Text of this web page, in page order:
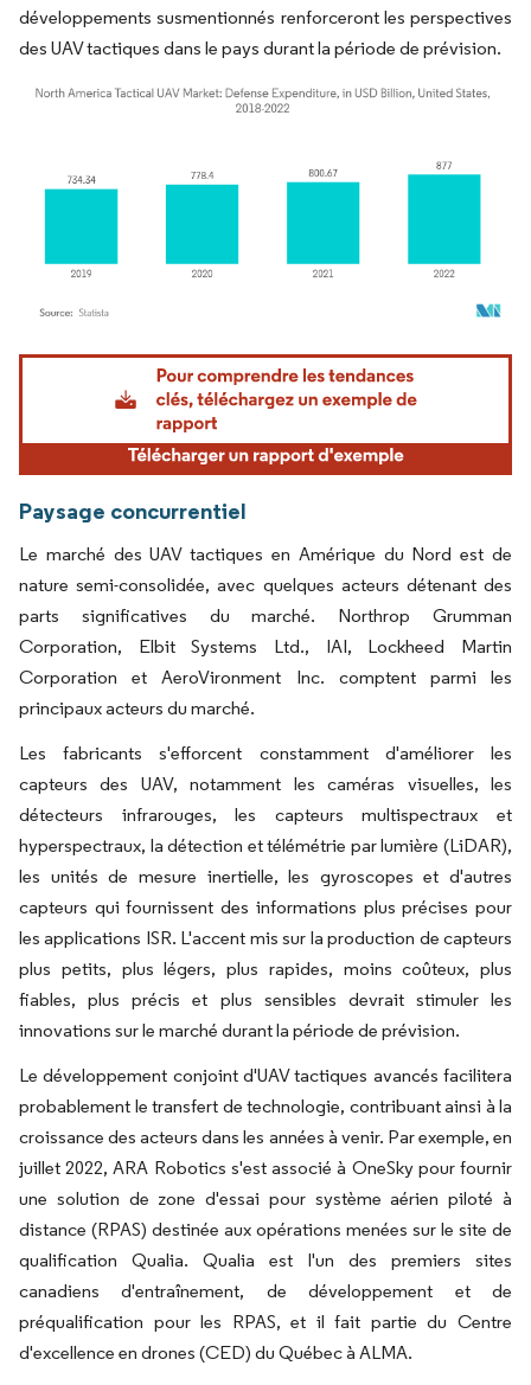
développements susmentionnés renforceront les perspectives
des UAV tactiques dans le pays durant la période de prévision.
Image © Mordor Intelligence. La réutilisation nécessite une attribution sous CC BY
Paysage concurrentiel
Le marché des UAV tactiques en Amérique du Nord est de
nature semi-consolidée, avec quelques acteurs détenant des
parts significatives du marché. Northrop Grumman
Corporation, Elbit Systems Ltd., IAI, Lockheed Martin
Corporation et AeroVironment Inc. comptent parmi les
principaux acteurs du marché.
Les fabricants s'efforcent constamment d'améliorer les
capteurs des UAV, notamment les caméras visuelles, les
détecteurs infrarouges, les capteurs multispectraux et
hyperspectraux, la détection et télémétrie par lumière (LiDAR),
les unités de mesure inertielle, les gyroscopes et d'autres
capteurs qui fournissent des informations plus précises pour
les applications ISR. L'accent mis sur la production de capteurs
plus petits, plus légers, plus rapides, moins coûteux, plus
fiables, plus précis et plus sensibles devrait stimuler les
innovations sur le marché durant la période de prévision.
Le développement conjoint d'UAV tactiques avancés facilitera
probablement le transfert de technologie, contribuant ainsi à la
croissance des acteurs dans les années à venir. Par exemple, en
juillet 2022, ARA Robotics s'est associé à OneSky pour fournir
une solution de zone d'essai pour système aérien piloté à
distance (RPAS) destinée aux opérations menées sur le site de
qualification Qualia. Qualia est l'un des premiers sites
canadiens d'entraînement, de développement et de
préqualification pour les RPAS, et il fait partie du Centre
d'excellence en drones (CED) du Québec à ALMA.